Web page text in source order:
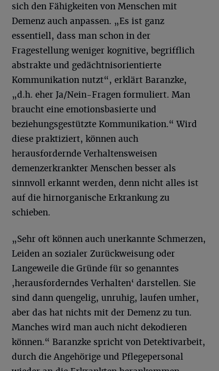
sich den Fähigkeiten von Menschen mit
Demenz auch anpassen. „Es ist ganz
essentiell, dass man schon in der
Fragestellung weniger kognitive, begrifflich
abstrakte und gedächtnisorientierte
Kommunikation nutzt“, erklärt Baranzke,
„d.h. eher Ja/Nein-Fragen formuliert. Man
braucht eine emotionsbasierte und
beziehungsgestützte Kommunikation.“ Wird
diese praktiziert, können auch
herausfordernde Verhaltensweisen
demenzerkrankter Menschen besser als
sinnvoll erkannt werden, denn nicht alles ist
auf die hirnorganische Erkrankung zu
schieben.
„Sehr oft können auch unerkannte Schmerzen,
Leiden an sozialer Zurückweisung oder
Langeweile die Gründe für so genanntes
,herausforderndes Verhalten‘ darstellen. Sie
sind dann quengelig, unruhig, laufen umher,
aber das hat nichts mit der Demenz zu tun.
Manches wird man auch nicht dekodieren
können.“ Baranzke spricht von Detektivarbeit,
durch die Angehörige und Pflegepersonal